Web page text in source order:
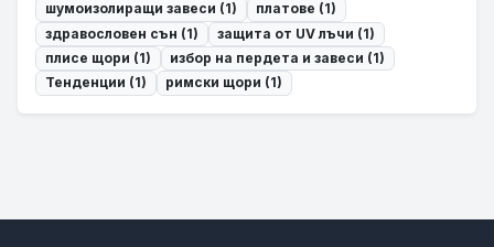
шумоизолиращи завеси (1)
платове (1)
здравословен сън (1)
защита от UV лъчи (1)
плисе щори (1)
избор на пердета и завеси (1)
Тенденции (1)
римски щори (1)